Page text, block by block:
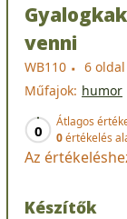
venni
WB110
6 oldal
Műfajok: humor
0
Átlagos
0értékelés
Az
Készítők